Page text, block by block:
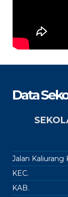
Data
Jalan Kaliurang
KEC.
KAB.